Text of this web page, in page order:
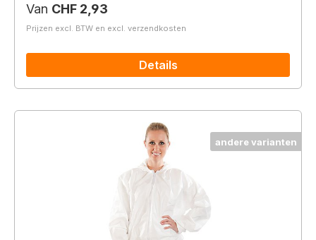
Normale prijs:
Van CHF 2,93
Prijzen excl. BTW en excl. verzendkosten
Details
andere varianten